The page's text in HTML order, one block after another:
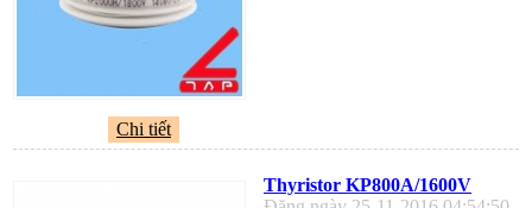
Chi tiết
Thyristor KP800A/1600V